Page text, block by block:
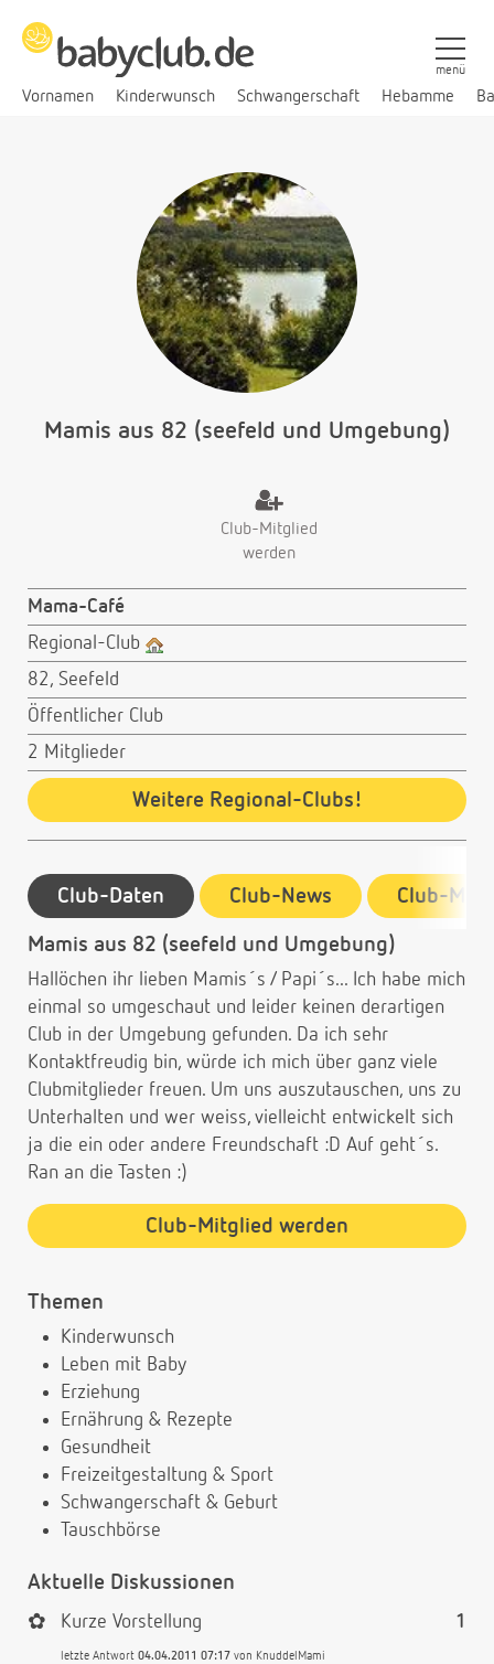
Vornamen Kinderwunsch Schwangerschaft Hebamme
menü
Mamis aus 82 (seefeld und Umgebung)
Club-Mitglied
werden
Mama-Café
Regional-Club
82, Seefeld
Öffentlicher Club
2 Mitglieder
Weitere Regional-Clubs!
Club-Daten Club-News Club-
Mamis aus 82 (seefeld und Umgebung)
Hallöchen ihr lieben Mamis´s / Papi´s... Ich habe mich
einmal so umgeschaut und leider keinen derartigen
Club in der Umgebung gefunden. Da ich sehr
Kontaktfreudig bin, würde ich mich über ganz viele
Clubmitglieder freuen. Um uns auszutauschen, uns zu
Unterhalten und wer weiss, vielleicht entwickelt sich
ja die ein oder andere Freundschaft :D Auf geht´s.
Ran an die Tasten :)
Club-Mitglied werden
Themen
Kinderwunsch
Leben mit Baby
Erziehung
Ernährung & Rezepte
Gesundheit
Freizeitgestaltung & Sport
Schwangerschaft & Geburt
Tauschbörse
Aktuelle Diskussionen
1
✿ Kurze Vorstellung
letzte Antwort 04.04.2011 07:17 von KnuddelMami